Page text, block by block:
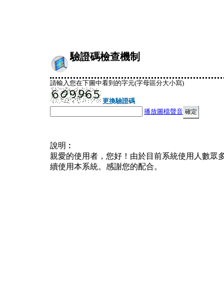
驗證碼檢查機制
請輸入您在下圖中看到的字元(字母區分大小寫)
更換驗證碼
播放圖檔聲音
說明︰
親愛的使用者，您好！由於目前系統使用人數眾
續使用本系統。感謝您的配合。